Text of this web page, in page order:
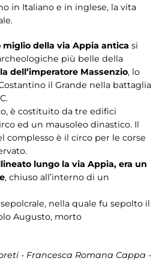
in Italiano e in inglese, la vita
miglio della via Appia antica si
più belle della
dell’imperatore Massenzio, lo
il Grande nella battaglia
è costituito da tre edifici
ed un mausoleo dinastico. Il
è il circo per le corse
lungo la via Appia, era un
, chiuso all’interno di un
nella quale fu sepolto il
Augusto, morto
- Francesca Romana Cappa -